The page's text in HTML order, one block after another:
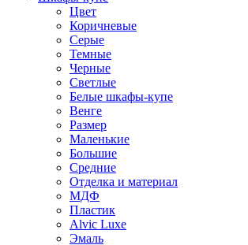
Цвет
Коричневые
Серые
Темные
Черные
Светлые
Белые шкафы-купе
Венге
Размер
Маленькие
Большие
Средние
Отделка и материал
МДФ
Пластик
Alvic Luxe
Эмаль